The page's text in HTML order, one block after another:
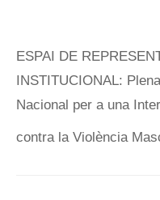
ESPAI DE
INSTITUCIONAL:
Nacional per a una
contra la Violència